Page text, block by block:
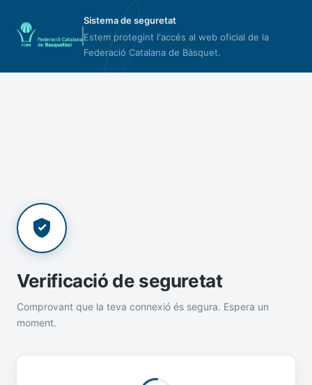
Sistema de seguretat
Estem protegint l'accés al web oficial de la
Federació Catalana de Bàsquet.
Verificació de seguretat
Comprovant que la teva connexió és segura. Espera un
moment.